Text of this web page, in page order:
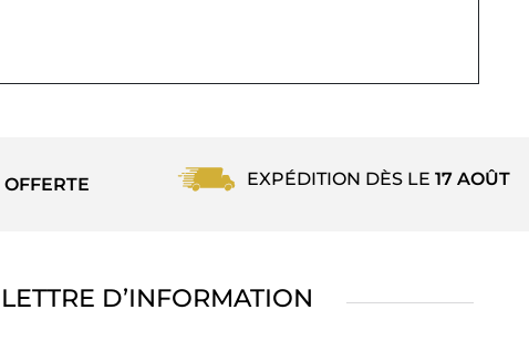
OFFERTE EXPÉDITION DÈS LE 17 AOÛT
LETTRE D’INFORMATION